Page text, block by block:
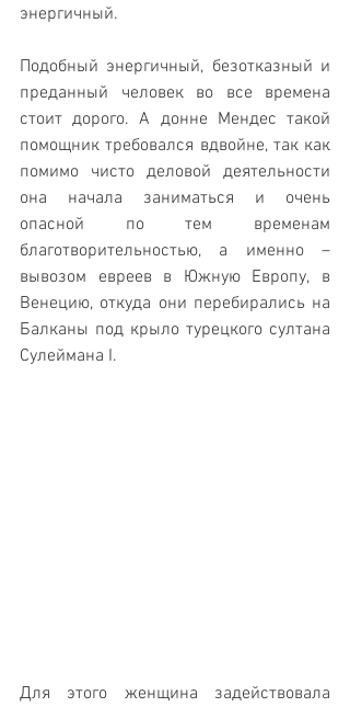
энергичный.
Подобный энергичный, безотказный и
преданный человек во все времена
стоит дорого. А донне Мендес такой
помощник требовался вдвойне, так как
помимо чисто деловой деятельности
она начала заниматься и очень
опасной по тем временам
благотворительностью, а именно –
вывозом евреев в Южную Европу, в
Венецию, откуда они перебирались на
Балканы под крыло турецкого султана
Сулеймана I.
Для этого женщина задействовала